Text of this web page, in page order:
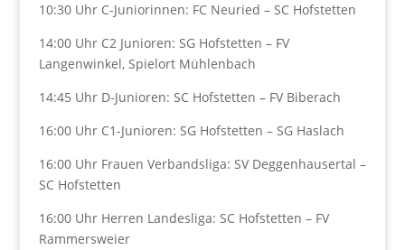
10:30 Uhr C-Juniorinnen: FC Neuried – SC Hofstetten
14:00 Uhr C2 Junioren: SG Hofstetten – FV
Langenwinkel, Spielort Mühlenbach
14:45 Uhr D-Junioren: SC Hofstetten – FV Biberach
16:00 Uhr C1-Junioren: SG Hofstetten – SG Haslach
16:00 Uhr Frauen Verbandsliga: SV Deggenhausertal –
SC Hofstetten
16:00 Uhr Herren Landesliga: SC Hofstetten – FV
Rammersweier